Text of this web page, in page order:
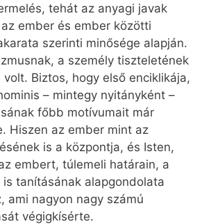
tehát az anyagi javak
ember és ember közötti
szerinti minősége alapján.
a személy tiszteletének
volt. Biztos, hogy első enciklikája,
– mintegy nyitányként –
főbb motívumait már
Hiszen az ember mint az
is a központja, és Isten,
embert, túlemeli határain, a
tanításának alapgondolata
ami nagyon nagy számú
végigkísérte.